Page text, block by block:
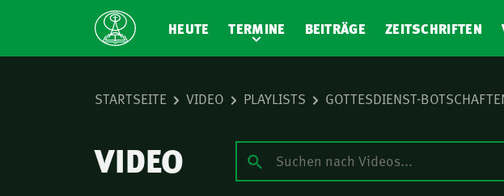
HEUTE TERMINE BEITRÄGE ZEITSCHRIFTEN
STARTSEITE VIDEO PLAYLISTS GOTTESDIENST-
VIDEO